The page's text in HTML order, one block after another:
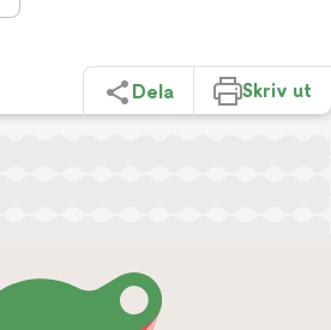
Dela Skriv ut